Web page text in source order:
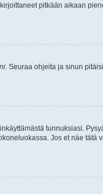
pitkään aikaan
. Seuraa ohjeita ja sinun
tunnuksiasi.
Jos et näe tätä